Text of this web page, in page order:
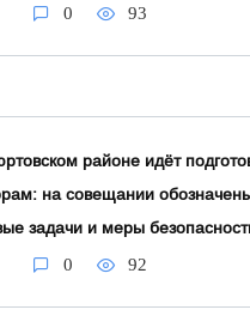
0 93
районе идёт
на совещании
задачи и меры
0 92